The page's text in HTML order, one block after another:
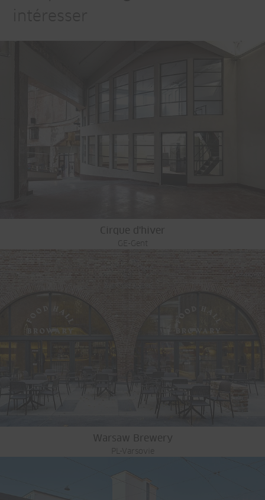
Cirque d'hiver
GE-Gent
Warsaw Brewery
PL-Varsovie